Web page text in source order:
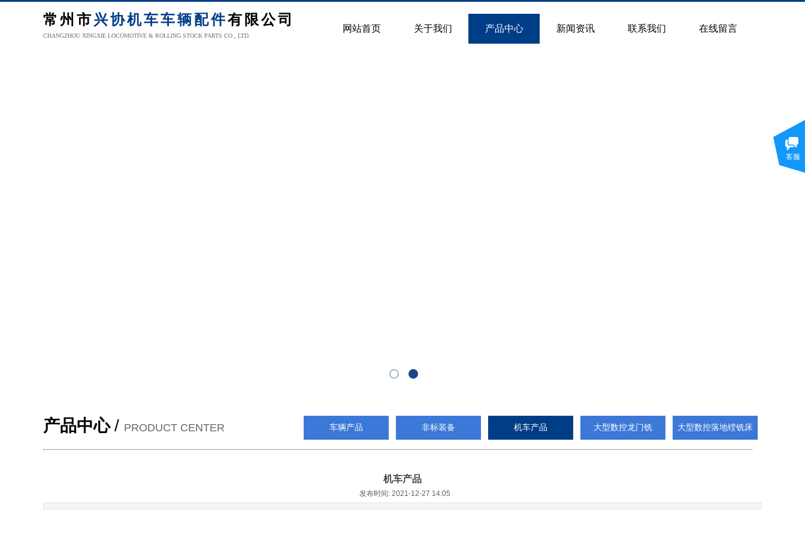
常州市兴协机车车辆配件有限公司
网站首页 关于我们 产品中心 新闻资讯 联系我们 在线留言
CHANGZHOU XINGXIE LOCOMOTIVE & ROLLING STOCK PARTS CO., LTD.
产品中心/ PRODUCT CENTER 车辆产品 非标装备 机车产品 大型数控龙门铣 大型数控落地镗铣床
机车产品
发布时间: 2021-12-27 14:05
客服